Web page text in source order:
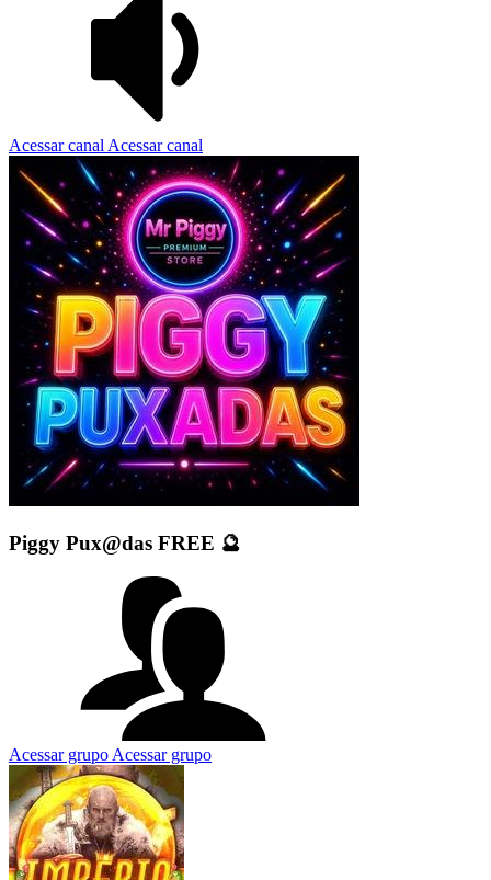
Acessar canal Acessar canal
Piggy Pux@das FREE 🔮
Acessar grupo Acessar grupo